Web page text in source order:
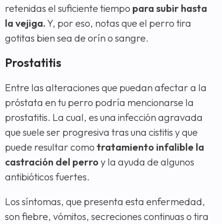
retenidas el suficiente tiempo para subir hasta
la vejiga.Y, por eso, notas que el perro tira
gotitas bien sea de orín o sangre.
Prostatitis
Entre las alteraciones que puedan afectar a la
próstata en tu perro podría mencionarse la
prostatitis. La cual, es una infección agravada
que suele ser progresiva tras una cistitis y que
puede resultar como tratamiento infalible la
castración del perro y la ayuda de algunos
antibióticos fuertes.
Los síntomas, que presenta esta enfermedad,
son fiebre, vómitos, secreciones continuas o tira